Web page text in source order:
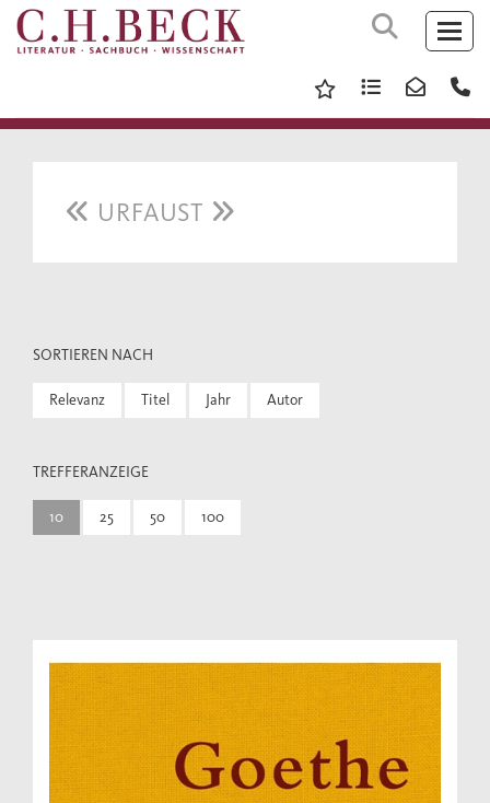
URFAUST
SORTIEREN NACH
Relevanz Titel Jahr Autor
TREFFERANZEIGE
10 25 50 100